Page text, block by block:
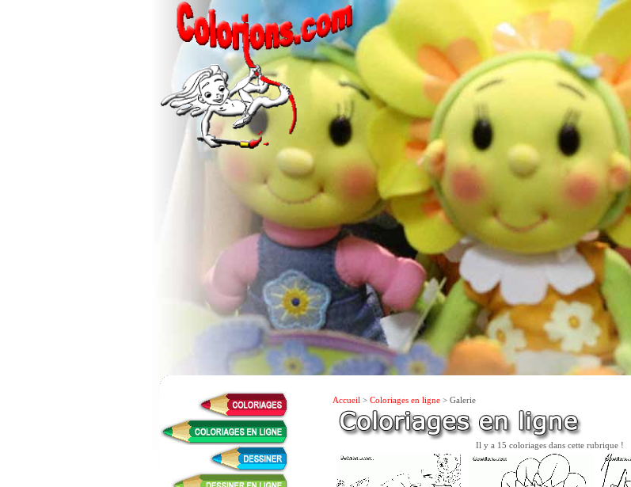
Accueil > Coloriages en ligne> Galerie
Il y a 15 coloriages dans cette rubrique !